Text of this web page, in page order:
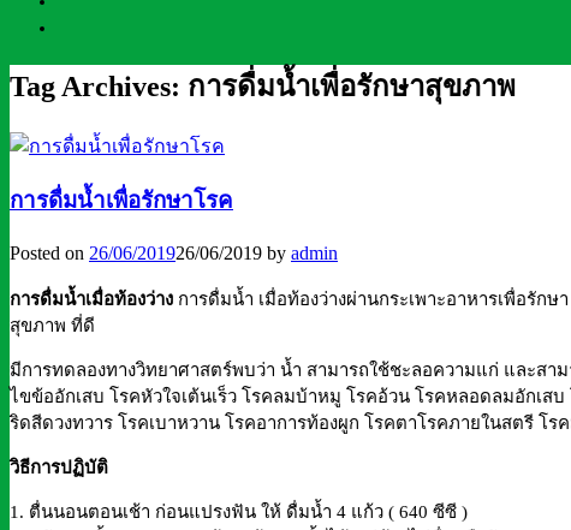
Tag Archives: การดื่มน้ำเพื่อรักษาสุขภาพ
การดื่มน้ำเพื่อรักษาโรค
Posted on 26/06/201926/06/2019 by admin
การดื่มน้ำเมื่อท้องว่าง การดื่มน้ำ เมื่อท้องว่างผ่านกระเพาะอาหารเพื่อ
สุขภาพ ที่ดี
มีการทดลองทางวิทยาศาสตร์พบว่า น้ำ สามารถใช้ชะลอความแก่ และสา
ไขข้ออักเสบ โรคหัวใจเต้นเร็ว โรคลมบ้าหมู โรคอ้วน โรคหลอดลมอักเส
ริดสีดวงทวาร โรคเบาหวาน โรคอาการท้องผูก โรคตาโรคภายในสตรี โ
วิธีการปฏิบัติ
1. ตื่นนอนตอนเช้า ก่อนแปรงฟัน ให้ ดื่มน้ำ 4 แก้ว ( 640 ซีซี )